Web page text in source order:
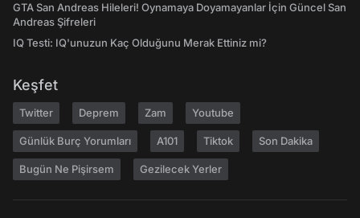
GTA San Andreas Hileleri! Oynamaya Doyamayanlar İçin Güncel San
Andreas Şifreleri
IQ Testi: IQ'unuzun Kaç Olduğunu Merak Ettiniz mi?
Keşfet
Twitter Deprem Zam Youtube
Günlük Burç Yorumları A101 Tiktok Son Dakika
Bugün Ne Pişirsem Gezilecek Yerler